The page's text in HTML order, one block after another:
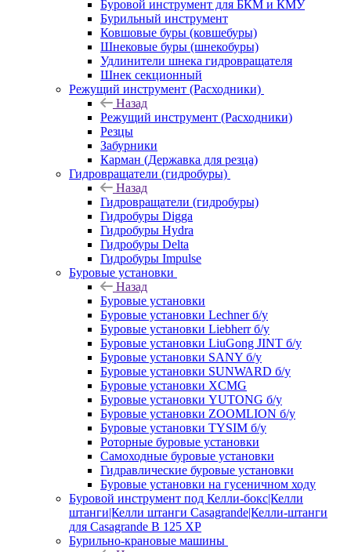
Буровой инструмент для БКМ и КМУ
Бурильный инструмент
Ковшовые буры (ковшебуры)
Шнековые буры (шнекобуры)
Удлинители шнека гидровращателя
Шнек секционный
Режущий инструмент (Расходники)
Назад
Режущий инструмент (Расходники)
Резцы
Забурники
Карман (Державка для резца)
Гидровращатели (гидробуры)
Назад
Гидровращатели (гидробуры)
Гидробуры Digga
Гидробуры Hydra
Гидробуры Delta
Гидробуры Impulse
Буровые установки
Назад
Буровые установки
Буровые установки Lechner б/у
Буровые установки Liebherr б/у
Буровые установки LiuGong JINT б/у
Буровые установки SANY б/у
Буровые установки SUNWARD б/у
Буровые установки XCMG
Буровые установки YUTONG б/у
Буровые установки ZOOMLION б/у
Буровые установки TYSIM б/у
Роторные буровые установки
Самоходные буровые установки
Гидравлические буровые установки
Буровые установки на гусеничном ходу
Буровой инструмент под Келли-бокс|Келли
штанги|Келли штанги Casagrande|Келли-штанги
для Casagrande B 125 XP
Бурильно-крановые машины